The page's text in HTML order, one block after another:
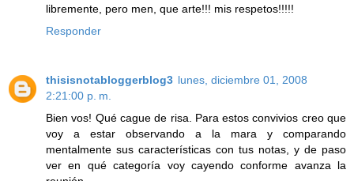
libremente, pero men, que arte!!! mis respetos!!!!!
Responder
thisisnotabloggerblog3 lunes, diciembre 01, 2008
2:21:00 p. m.
Bien vos! Qué cague de risa. Para estos convivios creo que
voy a estar observando a la mara y comparando
mentalmente sus características con tus notas, y de paso
ver en qué categoría voy cayendo conforme avanza la